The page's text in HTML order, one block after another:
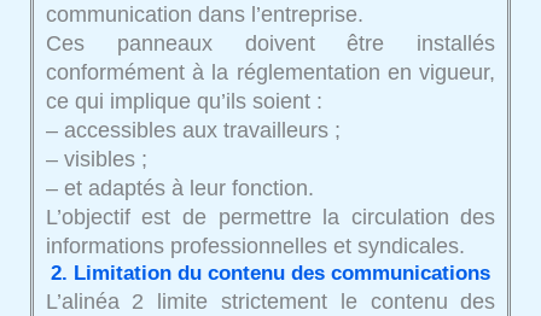
communication dans l’entreprise.
Ces panneaux doivent être installés
conformément à la réglementation en vigueur,
ce qui implique qu’ils soient :
– accessibles aux travailleurs ;
– visibles ;
– et adaptés à leur fonction.
L’objectif est de permettre la circulation des
informations professionnelles et syndicales.
2. Limitation du contenu des communications
L’alinéa 2 limite strictement le contenu des